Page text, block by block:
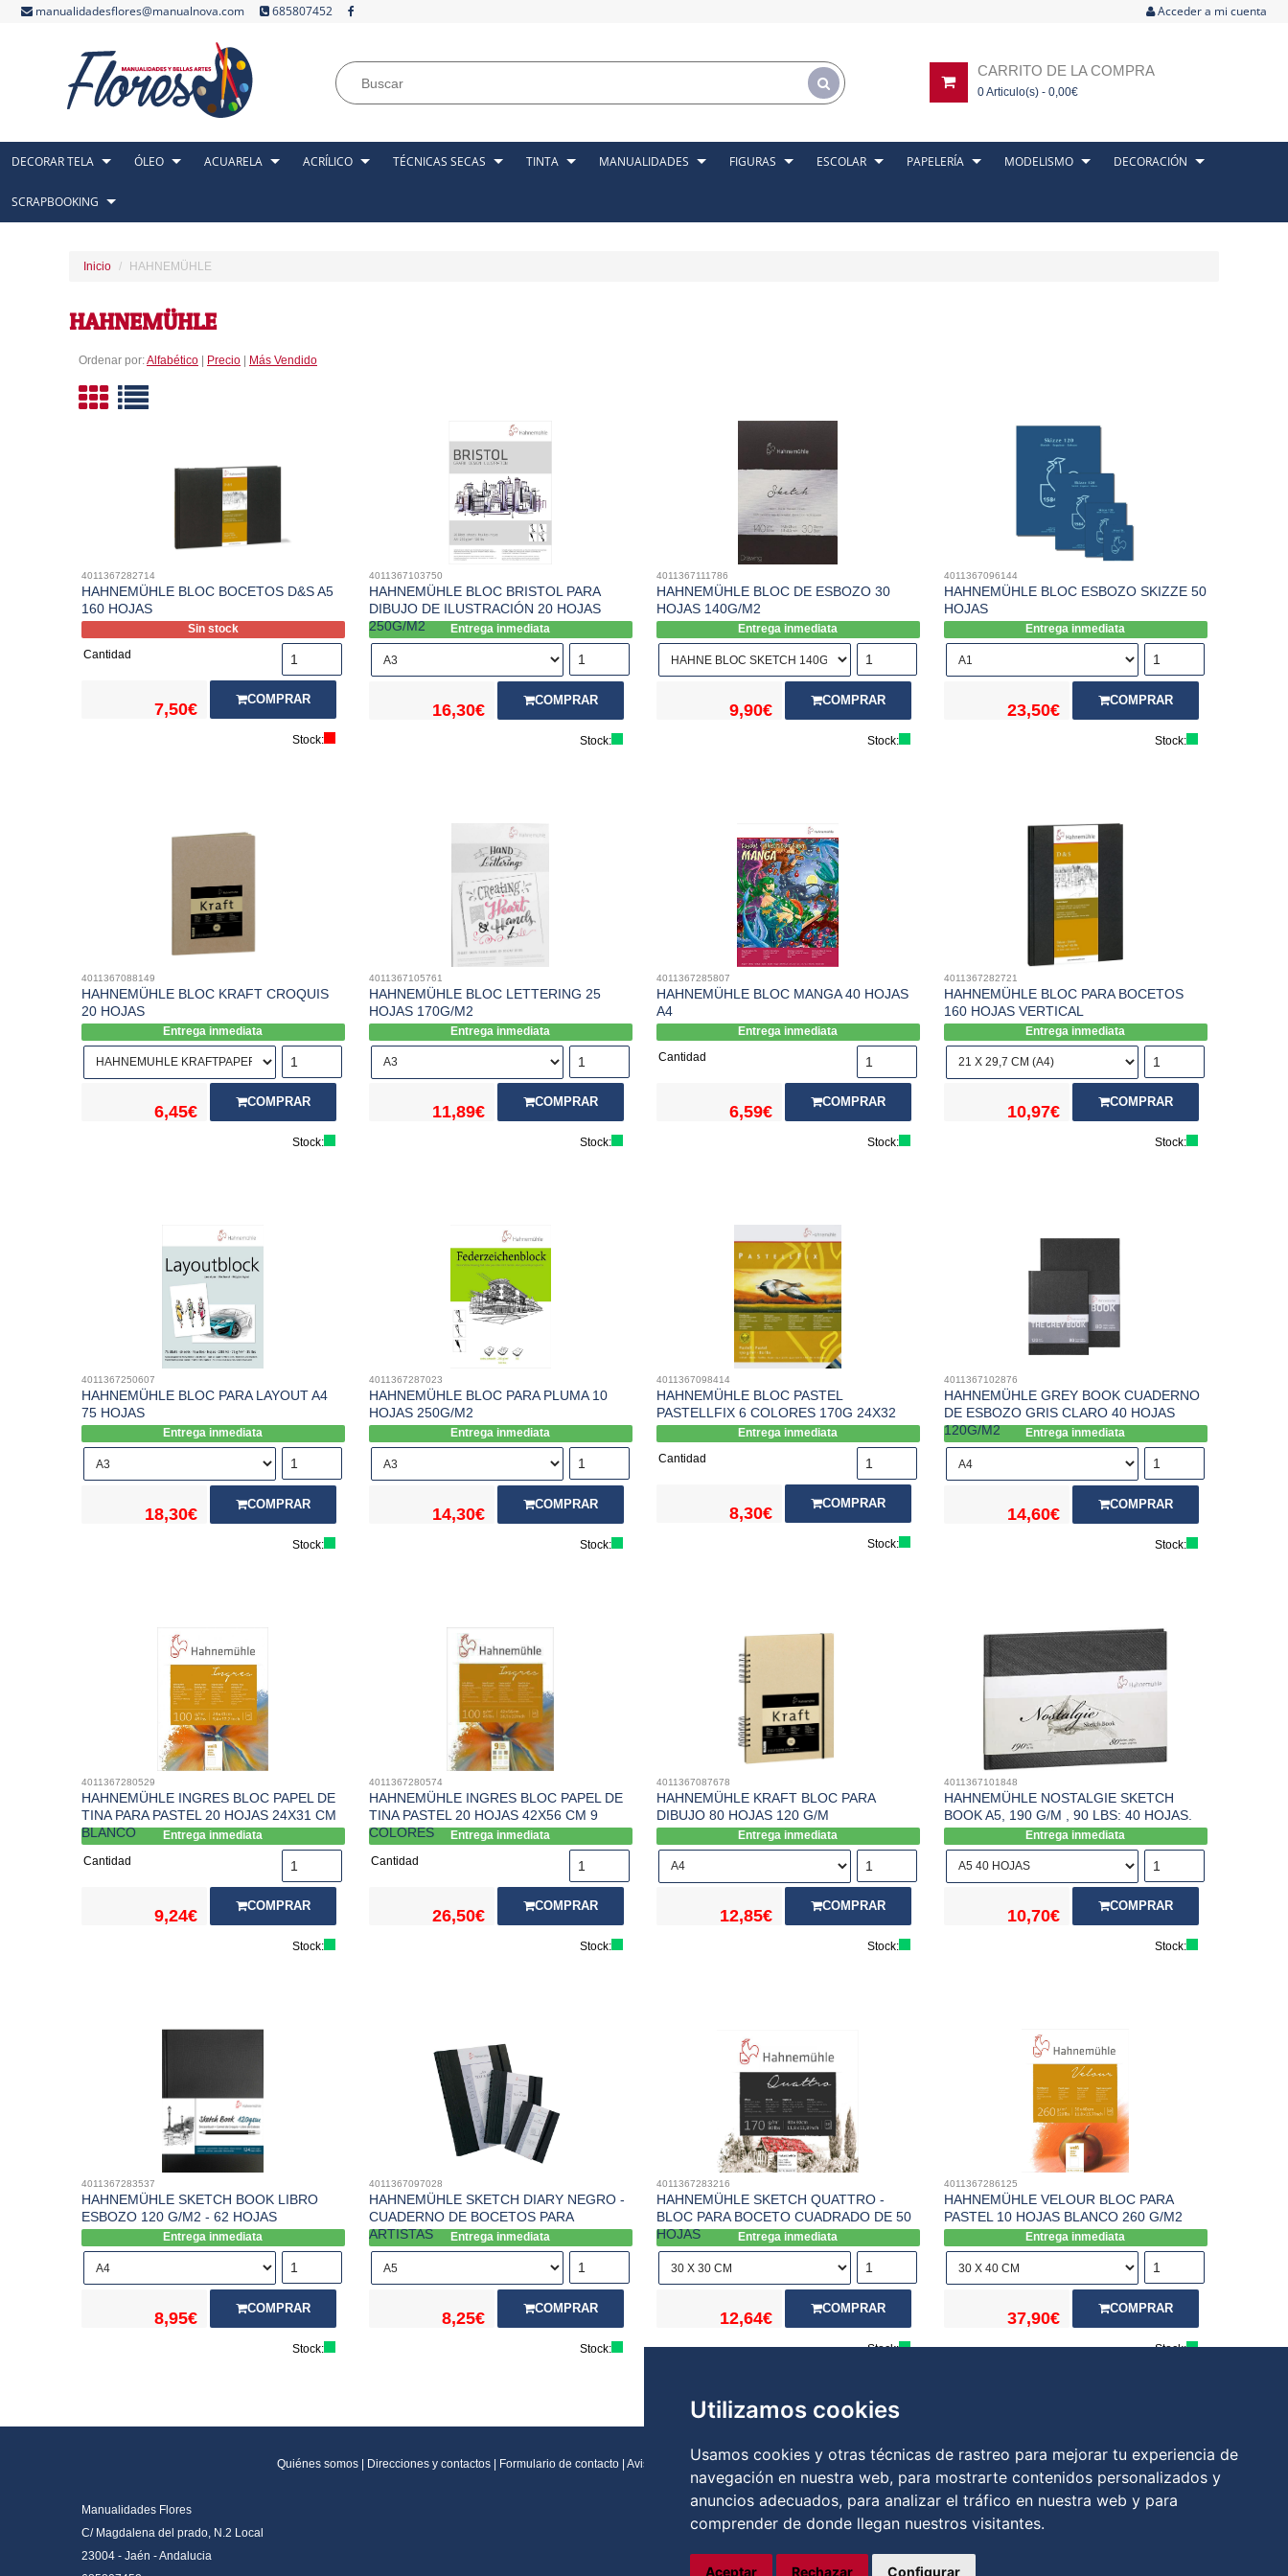
Utilizamos cookies
Usamos cookies y otras técnicas de rastreo para mejorar tu experiencia de
navegación en nuestra web, para mostrarte contenidos personalizados y
anuncios adecuados, para analizar el tráfico en nuestra web y para
comprender de donde llegan nuestros visitantes.
Aceptar Rechazar Configurar
manualidadesflores@manualnova.com 685807452 Acceder a mi cuenta
CARRITO DE LA COMPRA
0Articulo(s) - 0,00€
DECORAR TELA ÓLEO ACUARELA ACRÍLICO TÉCNICAS SECAS TINTA MANUALIDADES FIGURAS ESCOLAR PAPELERÍA MODELISMO DECORACIÓN
SCRAPBOOKING
Inicio HAHNEMÜHLE
HAHNEMÜHLE
Ordenar por:Alfabético Precio Más Vendido
4011367282714
HAHNEMÜHLE BLOC BOCETOS D&S A5
160 HOJAS
Sin stock
Cantidad
7,50€
COMPRAR
Stock:
4011367103750
HAHNEMÜHLE BLOC BRISTOL PARA
DIBUJO DE ILUSTRACIÓN 20 HOJAS
250G/M2
Entrega inmediata
16,30€
COMPRAR
Stock:
4011367111786
HAHNEMÜHLE BLOC DE ESBOZO 30
HOJAS 140G/M2
Entrega inmediata
9,90€
COMPRAR
Stock:
4011367096144
HAHNEMÜHLE BLOC ESBOZO SKIZZE 50
HOJAS
Entrega inmediata
23,50€
COMPRAR
Stock:
4011367088149
HAHNEMÜHLE BLOC KRAFT CROQUIS
20 HOJAS
Entrega inmediata
6,45€
COMPRAR
Stock:
4011367105761
HAHNEMÜHLE BLOC LETTERING 25
HOJAS 170G/M2
Entrega inmediata
11,89€
COMPRAR
Stock:
4011367285807
HAHNEMÜHLE BLOC MANGA 40 HOJAS
A4
Entrega inmediata
Cantidad
6,59€
COMPRAR
Stock:
4011367282721
HAHNEMÜHLE BLOC PARA BOCETOS
160 HOJAS VERTICAL
Entrega inmediata
10,97€
COMPRAR
Stock:
4011367250607
HAHNEMÜHLE BLOC PARA LAYOUT A4
75 HOJAS
Entrega inmediata
18,30€
COMPRAR
Stock:
4011367287023
HAHNEMÜHLE BLOC PARA PLUMA 10
HOJAS 250G/M2
Entrega inmediata
14,30€
COMPRAR
Stock:
4011367098414
HAHNEMÜHLE BLOC PASTEL
PASTELLFIX 6 COLORES 170G 24X32
Entrega inmediata
Cantidad
8,30€
COMPRAR
Stock:
4011367102876
HAHNEMÜHLE GREY BOOK CUADERNO
DE ESBOZO GRIS CLARO 40 HOJAS
120G/M2
Entrega inmediata
14,60€
COMPRAR
Stock:
4011367280529
HAHNEMÜHLE INGRES BLOC PAPEL DE
TINA PARA PASTEL 20 HOJAS 24X31 CM
BLANCO
Entrega inmediata
Cantidad
9,24€
COMPRAR
Stock:
4011367280574
HAHNEMÜHLE INGRES BLOC PAPEL DE
TINA PASTEL 20 HOJAS 42X56 CM 9
COLORES
Entrega inmediata
Cantidad
26,50€
COMPRAR
Stock:
4011367087678
HAHNEMÜHLE KRAFT BLOC PARA
DIBUJO 80 HOJAS 120 G/M
Entrega inmediata
12,85€
COMPRAR
Stock:
4011367101848
HAHNEMÜHLE NOSTALGIE SKETCH
BOOK A5, 190 G/M , 90 LBS: 40 HOJAS.
Entrega inmediata
10,70€
COMPRAR
Stock:
4011367283537
HAHNEMÜHLE SKETCH BOOK LIBRO
ESBOZO 120 G/M2 - 62 HOJAS
Entrega inmediata
8,95€
COMPRAR
Stock:
4011367097028
HAHNEMÜHLE SKETCH DIARY NEGRO -
CUADERNO DE BOCETOS PARA
ARTISTAS
Entrega inmediata
8,25€
COMPRAR
Stock:
4011367283216
HAHNEMÜHLE SKETCH QUATTRO -
BLOC PARA BOCETO CUADRADO DE 50
HOJAS
Entrega inmediata
12,64€
COMPRAR
Stock:
4011367286125
HAHNEMÜHLE VELOUR BLOC PARA
PASTEL 10 HOJAS BLANCO 260 G/M2
Entrega inmediata
37,90€
COMPRAR
Stock:
Quiénes somos | Direcciones y contactos | Formulario de contacto | Aviso legal |Condiciones generales de venta| Política de cookies|RGPD
Manualidades Flores
C/ Magdalena del prado, N.2 Local
23004 - Jaén - Andalucia
Preferencias de cookies